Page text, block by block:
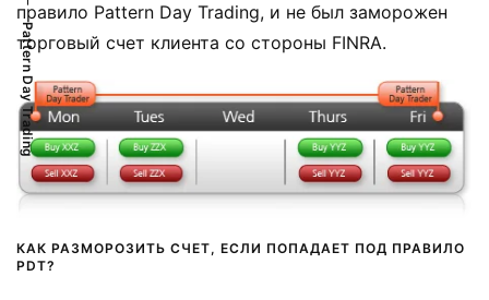
правило Pattern Day Trading, и не был заморожен
торговый счет клиента со стороны FINRA.
КАК РАЗМОРОЗИТЬ СЧЕТ, ЕСЛИ ПОПАДАЕТ ПОД ПРАВИЛО
PDT?
Pattern Day Trading